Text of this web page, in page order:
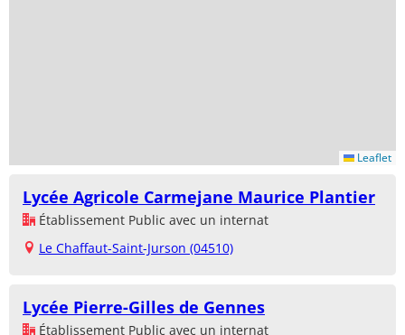
Leaflet
Lycée Agricole Carmejane Maurice Plantier
Établissement Public avec un internat
Le Chaffaut-Saint-Jurson (04510)
Lycée Pierre-Gilles de Gennes
Établissement Public avec un internat